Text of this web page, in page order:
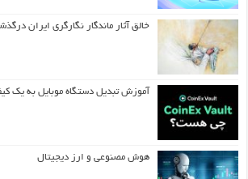
خالق آثار ماندگار نگارگری ایران
آموزش تبدیل دستگاه موبایل به یک
هوش مصنوعی و ارز دیجیتال